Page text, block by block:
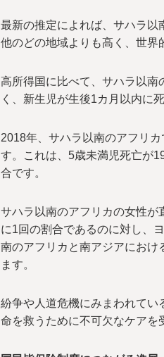
最新の推定によれば、サハラ以
他のどの地域よりも高く、世界
高所得国に比べて、サハラ以南
く、新生児が生後1カ月以内に
2018年、サハラ以南のアフリ
す。これは、5歳未満児死亡が
合です。
サハラ以南のアフリカの女性が
に1回の割合であるのに対し、
南のアフリカと南アジアにおけ
ます。
紛争や人道危機にみまわれてい
命を救うために不可欠なケアを